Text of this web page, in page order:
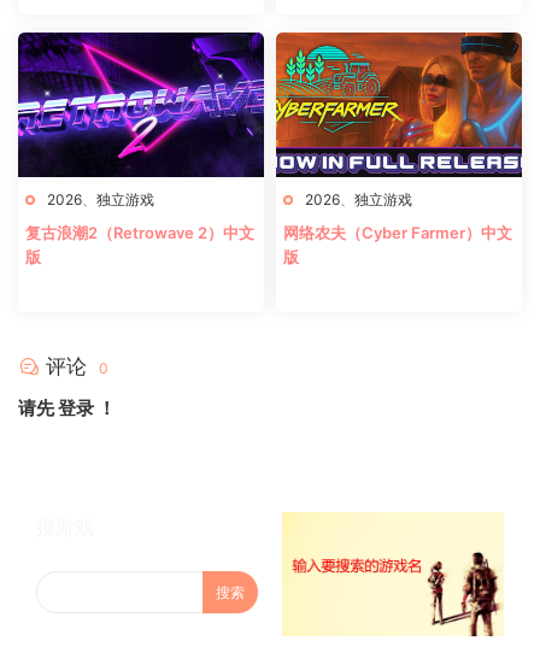
2026 独立游戏
复古浪潮2（Retrowave 2）中文
版
2026 独立游戏
网络农夫（Cyber Farmer）中文
版
评论 0
请先登录 ！